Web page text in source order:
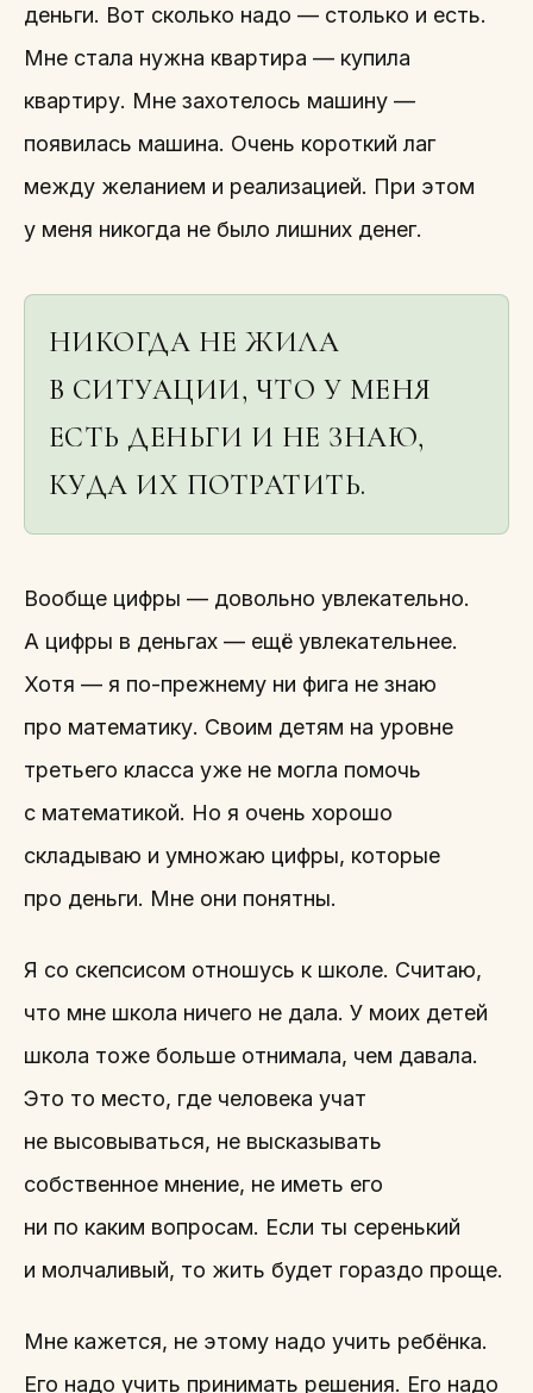
деньги. Вот сколько надо — столько и есть.
Мне стала нужна квартира — купила
квартиру. Мне захотелось машину —
появилась машина. Очень короткий лаг
между желанием и реализацией. При этом
у меня никогда не было лишних денег.
НИКОГДА НЕ ЖИЛА
В СИТУАЦИИ, ЧТО У МЕНЯ
ЕСТЬ ДЕНЬГИ И НЕ ЗНАЮ,
КУДА ИХ ПОТРАТИТЬ.
Вообще цифры — довольно увлекательно.
А цифры в деньгах — ещё увлекательнее.
Хотя — я по-прежнему ни фига не знаю
про математику. Своим детям на уровне
третьего класса уже не могла помочь
с математикой. Но я очень хорошо
складываю и умножаю цифры, которые
про деньги. Мне они понятны.
Я со скепсисом отношусь к школе. Считаю,
что мне школа ничего не дала. У моих детей
школа тоже больше отнимала, чем давала.
Это то место, где человека учат
не высовываться, не высказывать
собственное мнение, не иметь его
ни по каким вопросам. Если ты серенький
и молчаливый, то жить будет гораздо проще.
Мне кажется, не этому надо учить ребёнка.
Его надо учить принимать решения. Его надо